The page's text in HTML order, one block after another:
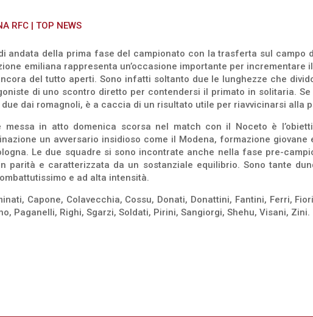
RFC |TOP NEWS
andata della prima fase del campionato con la trasferta sul campo
emiliana rappresenta un’occasione importante per incrementare
del tutto aperti. Sono infatti soltanto due le lunghezze che
di uno scontro diretto per contendersi il primato in solitaria.
dai romagnoli, è a caccia di un risultato utile per riavvicinarsi alla
messa in atto domenica scorsa nel match con il Noceto è
un avversario insidioso come il Modena, formazione
Le due squadre si sono incontrate anche nella fase pre-
parità e caratterizzata da un sostanziale equilibrio. Sono tante
e ad alta intensità.
Capone, Colavecchia, Cossu, Donati, Donattini, Fantini, Ferri,
Paganelli, Righi, Sgarzi, Soldati, Pirini, Sangiorgi, Shehu, Visani, Zini.